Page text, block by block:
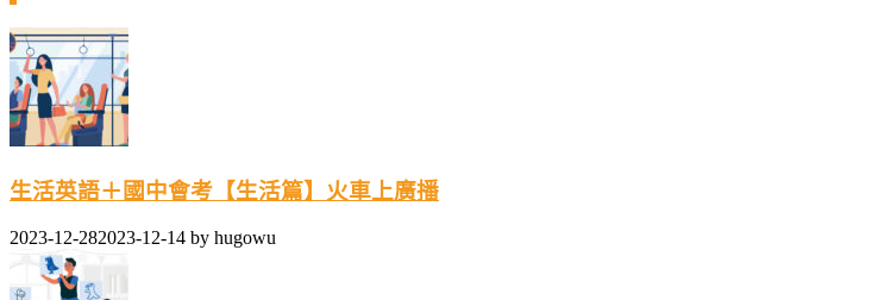
生活英語＋國中會考【生活篇】火車上廣播
2023-12-282023-12-14 by hugowu